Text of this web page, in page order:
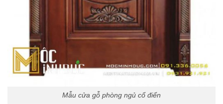
Mẫu cửa gỗ phòng ngủ cổ điển